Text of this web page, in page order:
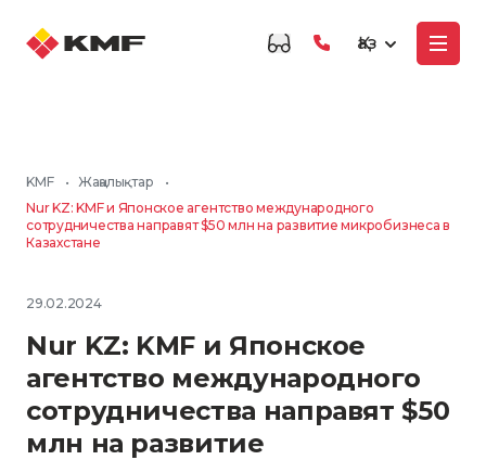
Қаз
KMF • Жаңалықтар
•
Nur KZ: KMF и Японское агентство международного
сотрудничества направят $50 млн на развитие микробизнеса в
Казахстане
29.02.2024
Nur KZ: KMF и Японское
агентство международного
сотрудничества направят $50
млн на развитие